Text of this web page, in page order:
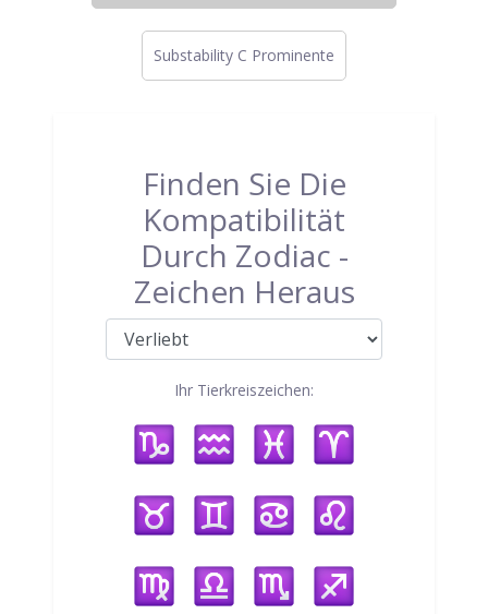
Substability C Prominente
Finden Sie Die
Kompatibilität
Durch Zodiac -
Zeichen Heraus
Ihr Tierkreiszeichen: